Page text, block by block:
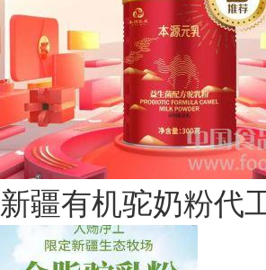
这个难得的商机！
二是骆驼奶是一种
初步发展起来，但
及维吾尔族的相
以，骆驼奶的推广
对驼奶的认知逐渐
新疆有机驼奶粉代